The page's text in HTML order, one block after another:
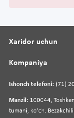
Ishonch telefoni: (71)
Manzil: 100044,
tumani, koʻch.
Xaridor uchun
Kompaniya